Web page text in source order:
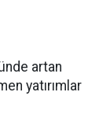
artan
yatırımlar